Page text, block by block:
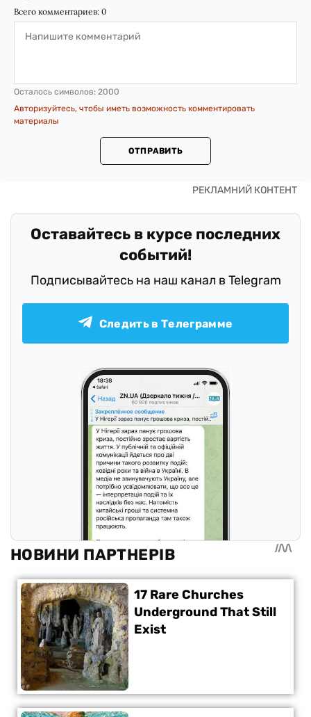
Всего комментариев: 0
Осталось символов: 2000
Авторизуйтесь, чтобы иметь возможность комментировать
материалы
ОТПРАВИТЬ
Оставайтесь в курсе последних
событий!
Подписывайтесь на наш канал в Telegram
Следить в Телеграмме